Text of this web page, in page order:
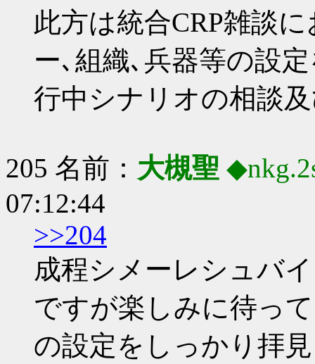
此方は統合CRP雑談
ー､組織､兵器等の設
行中シナリオの相談
205 名前： 大槻聖
07:12:44
>>204
成程シメーレシュバ
ですが楽しみに待っ
の設定をしっかり拝